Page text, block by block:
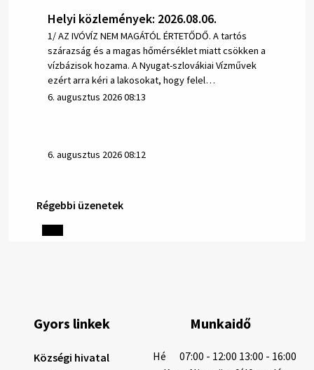
Helyi közlemények: 2026.08.06.
1/ AZ IVÓVÍZ NEM MAGÁTÓL ÉRTETŐDŐ. A tartós
szárazság és a magas hőmérséklet miatt csökken a
vízbázisok hozama. A Nyugat-szlovákiai Vízművek
ezért arra kéri a lakosokat, hogy felel…
6. augusztus 2026 08:13
6. augusztus 2026 08:12
Helyi közlemények: 2026.08.05.
Gyászhirdetés: 2026.08.05. 1/ Tisztelt Lakosság!
Régebbi üzenetek
Gyors linkek
Községi hivatal
Munkaidő
Hé
07:00 - 12:00 13:00 - 16:00